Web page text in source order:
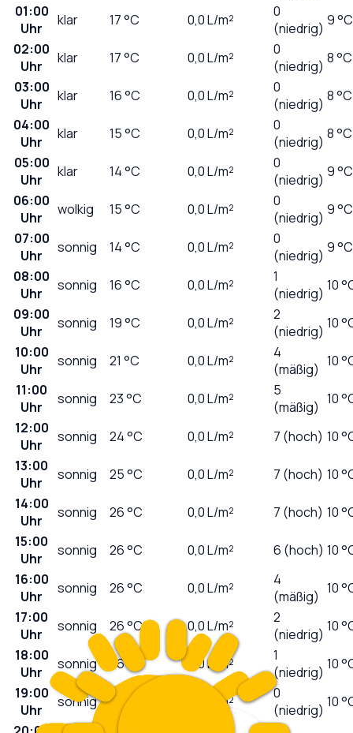
01:00
Uhr
klar 17°C 0,0L/m²
0
(niedrig) 9 °C
02:00
Uhr
klar 17°C 0,0L/m²
0
(niedrig) 8 °C
03:00
Uhr
klar 16°C 0,0L/m²
0
(niedrig) 8 °C
04:00
Uhr
klar 15°C 0,0L/m²
0
(niedrig) 8 °C
05:00
Uhr
klar 14°C 0,0L/m²
0
(niedrig) 9 °C
06:00
Uhr
wolkig 15°C 0,0L/m²
0
(niedrig) 9 °C
07:00
Uhr
sonnig 14°C 0,0L/m²
0
(niedrig) 9 °C
08:00
Uhr
sonnig 16°C 0,0L/m²
1
(niedrig) 10
09:00
Uhr
sonnig 19°C 0,0L/m²
2
(niedrig) 10
10:00
Uhr
sonnig 21 °C 0,0L/m²
4
(mäßig) 10
11:00
Uhr
sonnig 23°C 0,0L/m²
5
(mäßig) 10
12:00
Uhr
sonnig 24°C 0,0L/m² 7 (hoch) 10
13:00
Uhr
sonnig 25°C 0,0L/m² 7 (hoch) 10
14:00
Uhr
sonnig 26°C 0,0L/m² 7 (hoch) 10
15:00
Uhr
sonnig 26°C 0,0L/m² 6 (hoch) 10
16:00
Uhr
sonnig 26°C 0,0L/m²
4
(mäßig) 10
17:00
Uhr
sonnig 26°C 0,0L/m²
2
(niedrig) 10
18:00
Uhr
sonnig 26°C 0,0L/m²
1
(niedrig) 10
19:00
Uhr
sonnig 26°C L/m²
0
(niedrig) 10